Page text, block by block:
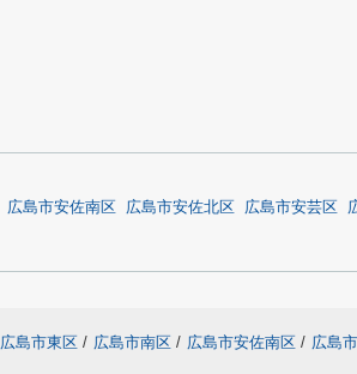
広島市安佐南区 広島市安佐北区 広島市安芸区
広島市東区 / 広島市南区 / 広島市安佐南区 / 広島